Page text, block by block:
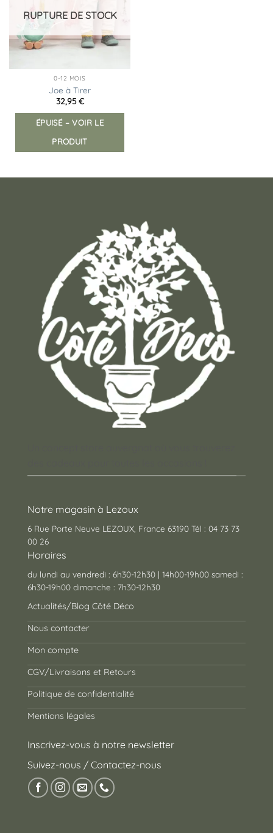
RUPTURE DE STOCK
0-12 MOIS
Joe à Tirer
32,95€
ÉPUISÉ – VOIR LE
PRODUIT
Notre magasin à Lezoux
6 Rue Porte Neuve LEZOUX, France 63190 Tél : 04 73 73
00 26
Horaires
du lundi au vendredi : 6h30-12h30 | 14h00-19h00 samedi :
6h30-19h00 dimanche : 7h30-12h30
Actualités/Blog Côté Déco
Nous contacter
Mon compte
CGV/Livraisons et Retours
Politique de confidentialité
Mentions légales
Inscrivez-vous à notre newsletter
Suivez-nous / Contactez-nous